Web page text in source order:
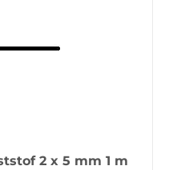
2 x 5 mm 1 m